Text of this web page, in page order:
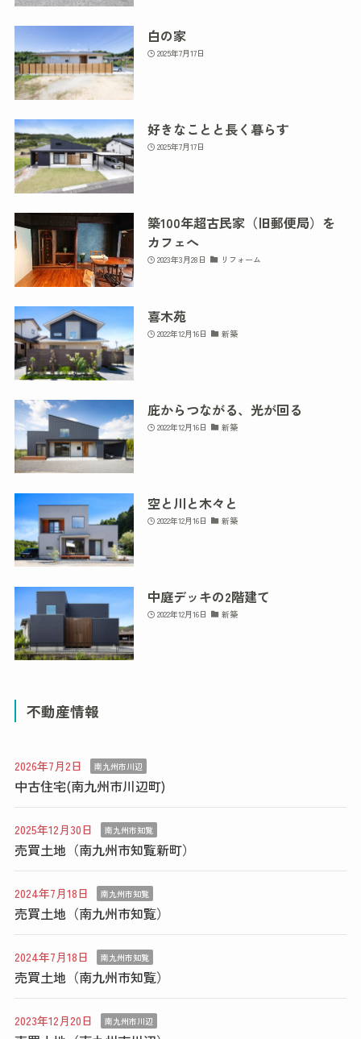
白の家
2025年7月17日
好きなことと長く暮らす
2025年7月17日
築100年超古民家（旧郵便局）を
カフェへ
2023年3月28日 リフォーム
喜木苑
2022年12月16日 新築
庇からつながる、光が回る
2022年12月16日 新築
空と川と木々と
2022年12月16日 新築
中庭デッキの2階建て
2022年12月16日 新築
不動産情報
2026年7月2日 南九州市川辺
中古住宅(南九州市川辺町)
2025年12月30日 南九州市知覧
売買土地（南九州市知覧新町）
2024年7月18日 南九州市知覧
売買土地（南九州市知覧）
2024年7月18日 南九州市知覧
売買土地（南九州市知覧）
2023年12月20日 南九州市川辺